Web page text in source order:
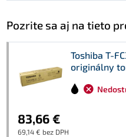
Pozrite sa aj na tieto
Toshiba T-
originálny
83,66 €
69,14 € bez DPH